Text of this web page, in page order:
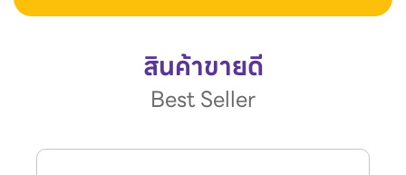
สินค้าขายดี
Best Seller